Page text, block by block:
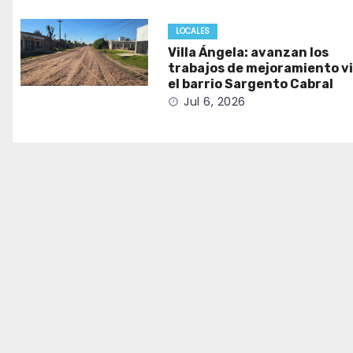
LOCALES
Villa Ángela: avanzan los
trabajos de mejoramiento
el barrio Sargento Cabral
Jul 6, 2026